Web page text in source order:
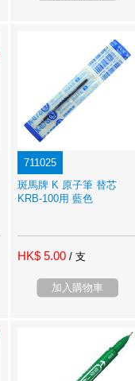
711025
斑馬牌 K 原子筆 替芯
KRB-100用 藍色
HK$ 5.00 / 支
加入購物車